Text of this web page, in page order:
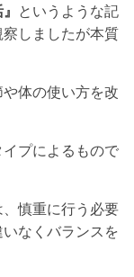
というような記
しましたが本質
体の使い方を改
プによるもので
慎重に行う必要
なくバランスを